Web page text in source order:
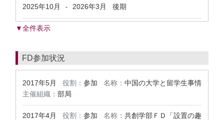
2025年10月
- 2026年3月 後期
▼全件表示
FD参加状況
2017年5月 役割： 参加 名称： 中国の大学と留学生事情
主催組織： 部局
2017年4月 役割： 参加 名称： 共創学部ＦＤ「設置の趣